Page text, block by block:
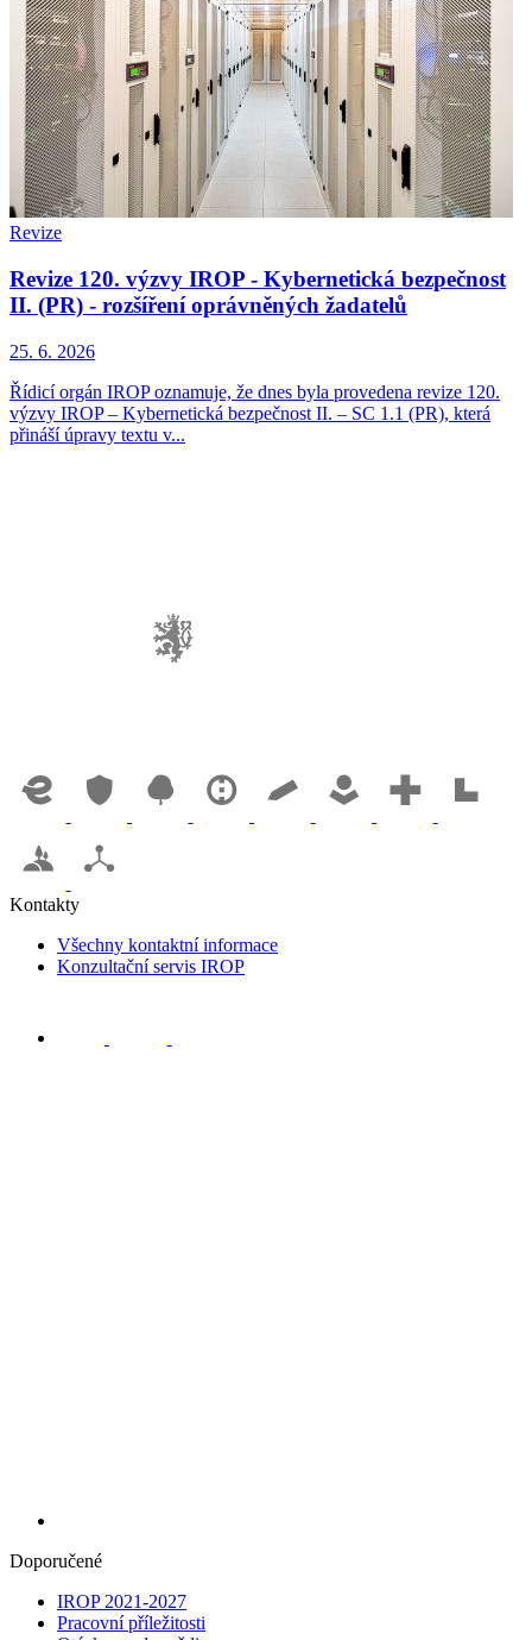
Revize
Revize 120. výzvy IROP - Kybernetická bezpečnost
II. (PR) - rozšíření oprávněných žadatelů
25. 6. 2026
Řídicí orgán IROP oznamuje, že dnes byla provedena revize 120.
výzvy IROP – Kybernetická bezpečnost II. – SC 1.1 (PR), která
přináší úpravy textu v...
Kontakty
Všechny kontaktní informace
Konzultační servis IROP
Doporučené
IROP 2021-2027
Pracovní příležitosti